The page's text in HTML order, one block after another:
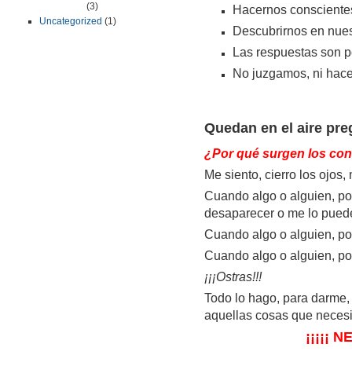
(3)
Uncategorized (1)
Hacernos
Descubrirnos en
Las respuestas son
No juzgamos, ni
Quedan en el aire
¿Por qué surgen los
Me siento, cierro los ojos,
Cuando algo o alguien,
desaparecer o me lo
Cuando algo o alguien,
Cuando algo o alguien,
¡¡¡Ostras!!!
Todo lo hago, para
aquellas cosas que
¡¡¡¡¡